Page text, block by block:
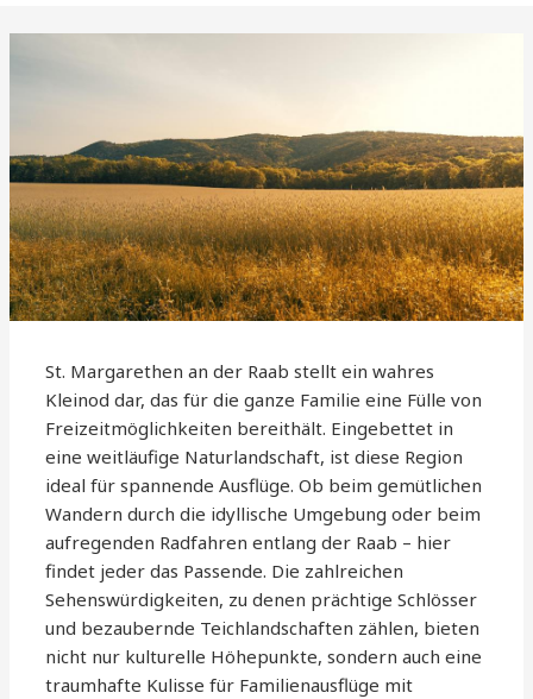
St. Margarethen an der Raab stellt ein wahres
Kleinod dar, das für die ganze Familie eine Fülle von
Freizeitmöglichkeiten bereithält. Eingebettet in
eine weitläufige Naturlandschaft, ist diese Region
ideal für spannende Ausflüge. Ob beim gemütlichen
Wandern durch die idyllische Umgebung oder beim
aufregenden Radfahren entlang der Raab – hier
findet jeder das Passende. Die zahlreichen
Sehenswürdigkeiten, zu denen prächtige Schlösser
und bezaubernde Teichlandschaften zählen, bieten
nicht nur kulturelle Höhepunkte, sondern auch eine
traumhafte Kulisse für Familienausflüge mit